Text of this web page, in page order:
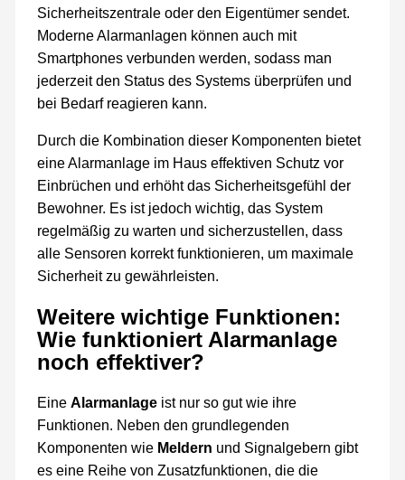
Sicherheitszentrale oder den Eigentümer sendet.
Moderne Alarmanlagen können auch mit
Smartphones verbunden werden, sodass man
jederzeit den Status des Systems überprüfen und
bei Bedarf reagieren kann.
Durch die Kombination dieser Komponenten bietet
eine Alarmanlage im Haus effektiven Schutz vor
Einbrüchen und erhöht das Sicherheitsgefühl der
Bewohner. Es ist jedoch wichtig, das System
regelmäßig zu warten und sicherzustellen, dass
alle Sensoren korrekt funktionieren, um maximale
Sicherheit zu gewährleisten.
Weitere wichtige Funktionen:
Wie funktioniert Alarmanlage
noch effektiver?
Eine Alarmanlageist nur so gut wie ihre
Funktionen. Neben den grundlegenden
Komponenten wie Meldern und Signalgebern gibt
es eine Reihe von Zusatzfunktionen, die die